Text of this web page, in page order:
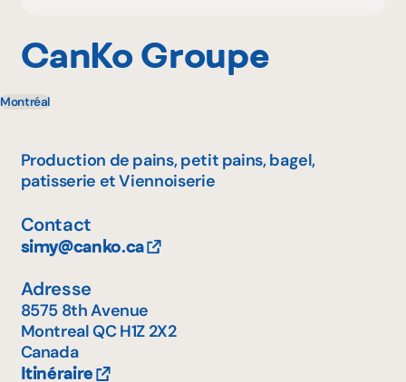
CanKo Groupe
Montréal
Production de pains, petit pains, bagel,
patisserie et Viennoiserie
Contact
simy@canko.ca
Adresse
8575 8th Avenue
MontrealQCH1Z 2X2
Canada
Itinéraire